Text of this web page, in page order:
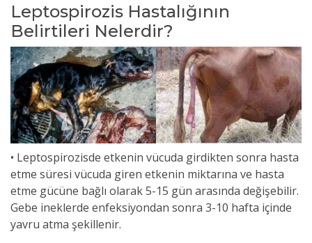
Leptospirozis Hastalığının
Belirtileri Nelerdir?
• Leptospirozisde etkenin vücuda girdikten sonra hasta
etme süresi vücuda giren etkenin miktarına ve hasta
etme gücüne bağlı olarak 5-15 gün arasında değişebilir.
Gebe ineklerde enfeksiyondan sonra 3-10 hafta içinde
yavru atma şekillenir.